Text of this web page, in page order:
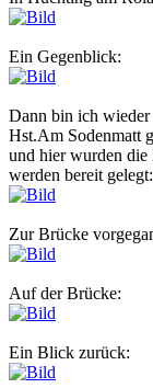
Ein Gegenblick:
Dann bin ich wieder
Hst.Am Sodenmatt
und hier wurden die
werden bereit gelegt:
Zur Brücke
Auf der Brücke:
Ein Blick zurück: